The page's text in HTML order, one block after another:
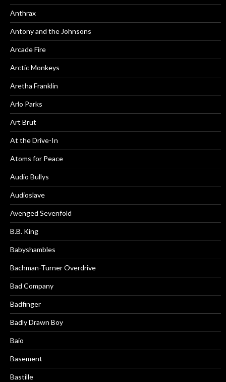
Anthrax
Antony and the Johnsons
Arcade Fire
Arctic Monkeys
Aretha Franklin
Arlo Parks
Art Brut
At the Drive-In
Atoms for Peace
Audio Bullys
Audioslave
Avenged Sevenfold
B.B. King
Babyshambles
Bachman-Turner Overdrive
Bad Company
Badfinger
Badly Drawn Boy
Baio
Basement
Bastille